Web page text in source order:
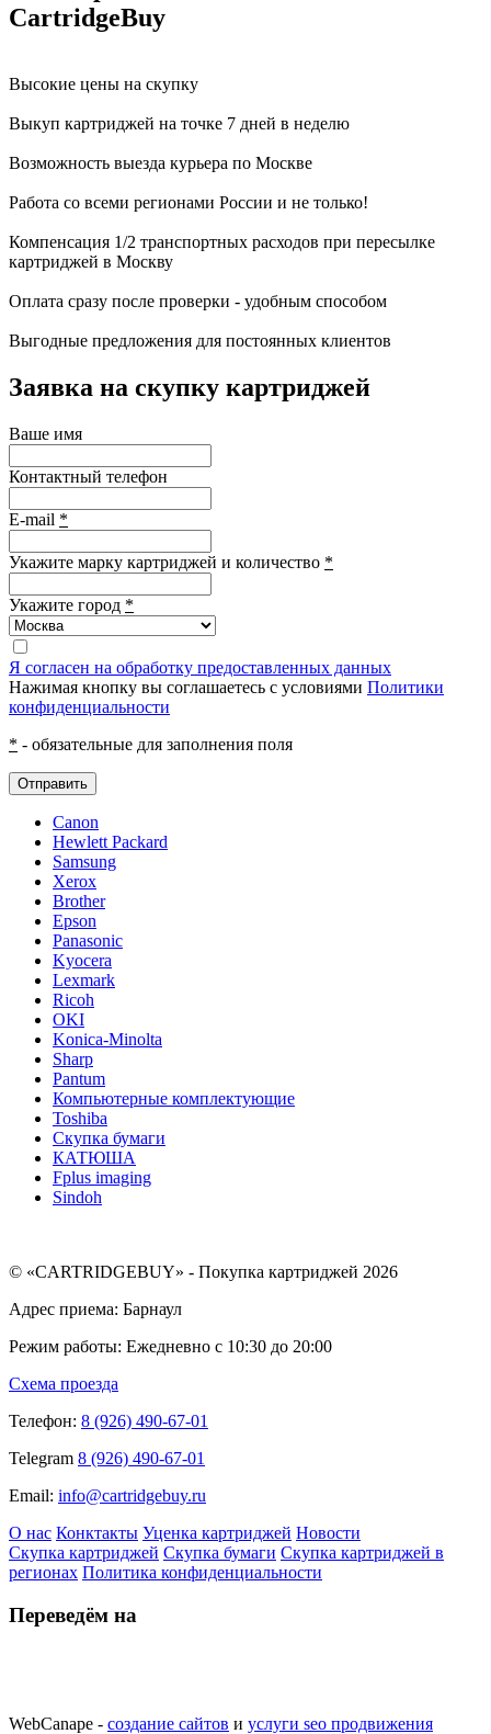
CartridgeBuy
Высокие цены на скупку
Выкуп картриджей на точке 7 дней в неделю
Возможность выезда курьера по Москве
Работа со всеми регионами России и не только!
Компенсация 1/2 транспортных расходов при пересылке
картриджей в Москву
Оплата сразу после проверки - удобным способом
Выгодные предложения для постоянных клиентов
Заявка на скупку картриджей
Ваше имя
Контактный телефон
E-mail *
Укажите марку картриджей и количество *
Укажите город *
Я согласен на обработку предоставленных данных
Нажимая кнопку вы соглашаетесь с условиями Политики
конфиденциальности
* - обязательные для заполнения поля
Отправить
Canon
Hewlett Packard
Samsung
Xerox
Brother
Epson
Panasonic
Kyocera
Lexmark
Ricoh
OKI
Konica-Minolta
Sharp
Pantum
Компьютерные комплектующие
Toshiba
Скупка бумаги
КАТЮША
Fplus imaging
Sindoh
© «CARTRIDGEBUY» - Покупка картриджей 2026
Адрес приема: Барнаул
Режим работы: Ежедневно с 10:30 до 20:00
Схема проезда
Телефон: 8 (926) 490-67-01
Telegram 8 (926) 490-67-01
Email: info@cartridgebuy.ru
О нас Конктакты Уценка картриджей Новости
Скупка картриджей Скупка бумаги Скупка картриджей в
регионах Политика конфиденциальности
Переведём на
WebCanape - создание сайтов и услуги seo продвижения